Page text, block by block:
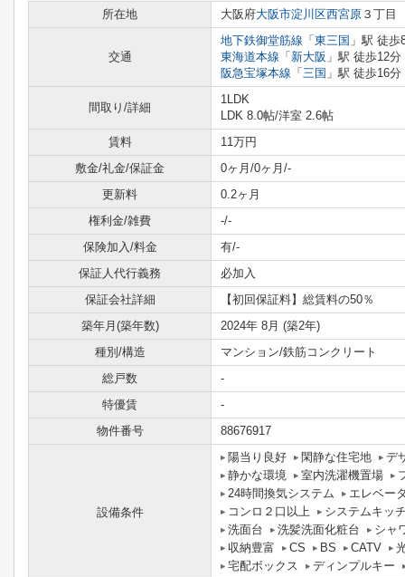
所在地 大阪府大阪市淀川区西宮原 ３丁目
交通
地下鉄御堂筋線 「 東三国 」駅 徒歩
東海道本線 「 新大阪 」駅 徒歩12分
阪急宝塚本線 「 三国 」駅 徒歩16分
間取り/詳細
1LDK
LDK 8.0帖/洋室 2.6帖
賃料
11万円
敷金/礼金/保証金
0ヶ月/0ヶ月/-
更新料
0.2ヶ月
権利金/雑費
-/-
保険加入/料金
有/-
保証人代行義務
必加入
保証会社詳細
【初回保証料】総賃料の50％
築年月(築年数)
2024年 8月 (築2年)
種別/構造
マンション/鉄筋コンクリート
総戸数
-
特優賃
-
物件番号
88676917
設備条件
陽当り良好 閑静な住宅地
デ
静かな環境
室内洗濯機置場
24時間換気システム
エレベー
コンロ２口以上
システムキッ
洗面台
洗髪洗面化粧台
シャ
収納豊富
CS BS CATV
宅配ボックス
ディンプルキー